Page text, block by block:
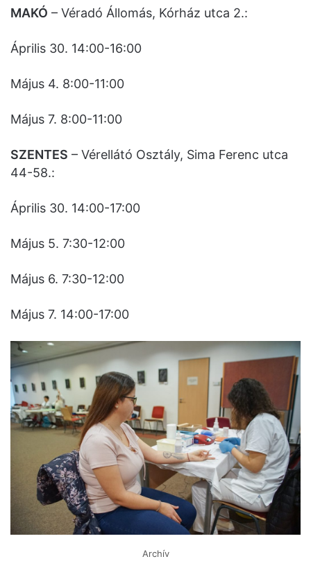
MAKÓ – Véradó Állomás, Kórház utca 2.:
Április 30. 14:00-16:00
Május 4. 8:00-11:00
Május 7. 8:00-11:00
SZENTES – Vérellátó Osztály, Sima Ferenc utca
44-58.:
Április 30. 14:00-17:00
Május 5. 7:30-12:00
Május 6. 7:30-12:00
Május 7. 14:00-17:00
Archív